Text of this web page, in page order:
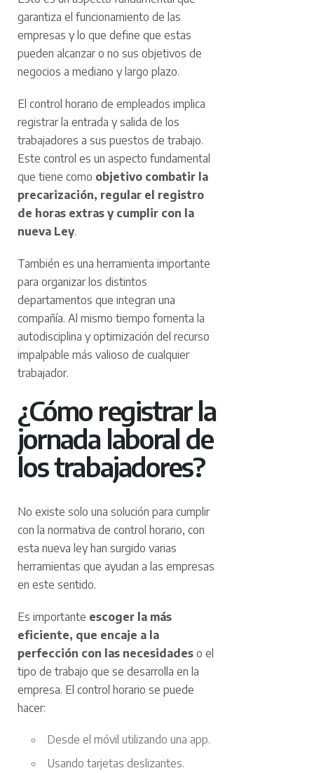
garantiza el funcionamiento de las
empresas y lo que define que estas
pueden alcanzar o no sus objetivos de
negocios a mediano y largo plazo.
El control horario de empleados implica
registrar la entrada y salida de los
trabajadores a sus puestos de trabajo.
Este control es un aspecto fundamental
que tiene como objetivo combatir la
precarización, regular el registro
de horas extras y cumplir con la
nueva Ley.
También es una herramienta importante
para organizar los distintos
departamentos que integran una
compañía. Al mismo tiempo fomenta la
autodisciplina y optimización del recurso
impalpable más valioso de cualquier
trabajador.
¿Cómo registrar la
jornada laboral de
los trabajadores?
No existe solo una solución para cumplir
con la normativa de control horario, con
esta nueva ley han surgido varias
herramientas que ayudan a las empresas
en este sentido.
Es importante escoger la más
eficiente, que encaje a la
perfección con las necesidades o el
tipo de trabajo que se desarrolla en la
empresa. El control horario se puede
hacer:
Desde el móvil utilizando una app.
Usando tarjetas deslizantes.